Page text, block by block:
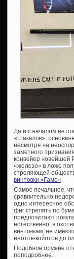
Да и с началом ее
«Шакалов»,
несмотря на
заметного
конвейер новейшей
«железо» в ложе
стреляющей
винтовки «Гамо»
Самое печальное,
сравнительно
одно интересное
фиг стрелять по
предпочитают
естественно, в
винтовкам, не
енотов-койотов до
Подобное оружие
поподробнее.